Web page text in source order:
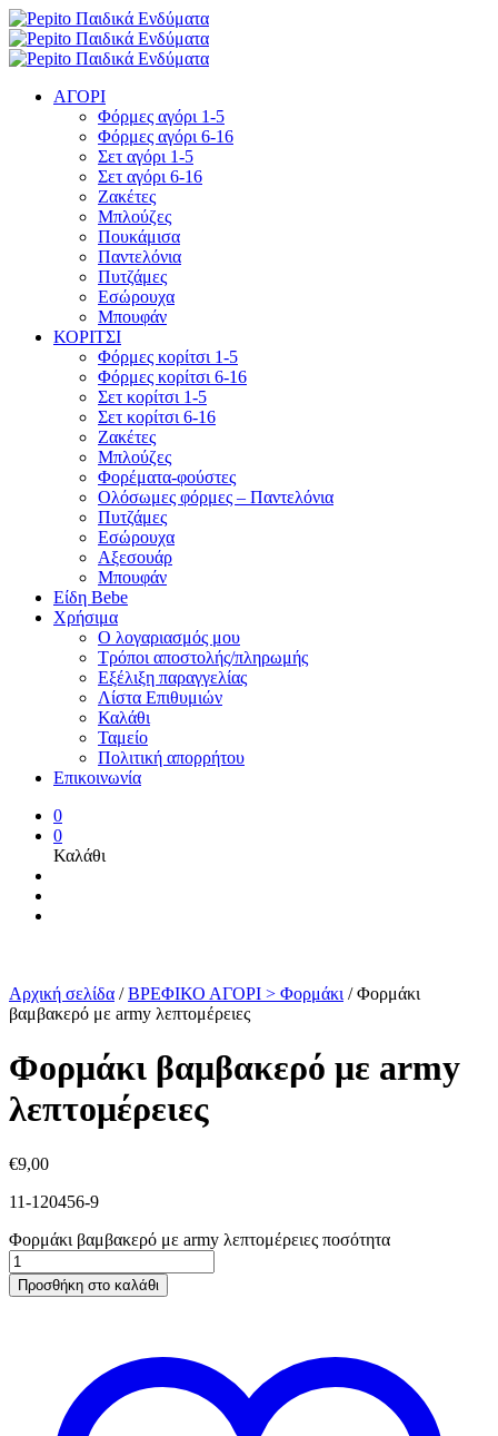
ΑΓΟΡΙ
Φόρμες αγόρι 1-5
Φόρμες αγόρι 6-16
Σετ αγόρι 1-5
Σετ αγόρι 6-16
Ζακέτες
Μπλούζες
Πουκάμισα
Παντελόνια
Πυτζάμες
Εσώρουχα
Μπουφάν
ΚΟΡΙΤΣΙ
Φόρμες κορίτσι 1-5
Φόρμες κορίτσι 6-16
Σετ κορίτσι 1-5
Σετ κορίτσι 6-16
Ζακέτες
Μπλούζες
Φορέματα-φούστες
Ολόσωμες φόρμες – Παντελόνια
Πυτζάμες
Εσώρουχα
Αξεσουάρ
Μπουφάν
Είδη Bebe
Χρήσιμα
Ο λογαριασμός μου
Τρόποι αποστολής/πληρωμής
Εξέλιξη παραγγελίας
Λίστα Επιθυμιών
Καλάθι
Ταμείο
Πολιτική απορρήτου
Επικοινωνία
0
0
Καλάθι
Αρχική σελίδα / ΒΡΕΦΙΚΟ ΑΓΟΡΙ > Φορμάκι /Φορμάκι
βαμβακερό με army λεπτομέρειες
Φορμάκι βαμβακερό με army
λεπτομέρειες
€9,00
11-120456-9
Φορμάκι βαμβακερό με army λεπτομέρειες ποσότητα
Προσθήκη στο καλάθι